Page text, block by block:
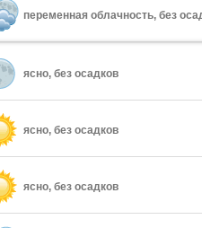
переменная облачность, без
ясно, без осадков
ясно, без осадков
ясно, без осадков